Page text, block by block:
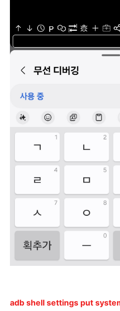
adb shell settings put